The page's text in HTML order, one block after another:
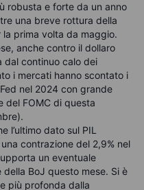
robusta e forte da un anno
una breve rottura della
prima volta da maggio.
anche contro il dollaro
dal continuo calo dei
i mercati hanno scontato i
nel 2024 con grande
del FOMC di questa
l’ultimo dato sul PIL
contrazione del 2,9% nel
un eventuale
BoJ questo mese. Si è
più profonda dalla